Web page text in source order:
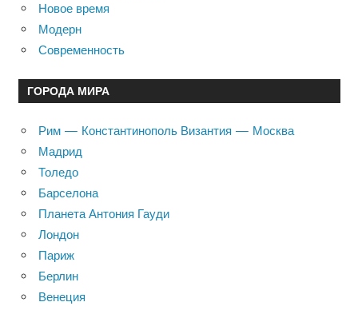
Новое время
Модерн
Современность
ГОРОДА МИРА
Рим — Константинополь Византия — Москва
Мадрид
Толедо
Барселона
Планета Антония Гауди
Лондон
Париж
Берлин
Венеция